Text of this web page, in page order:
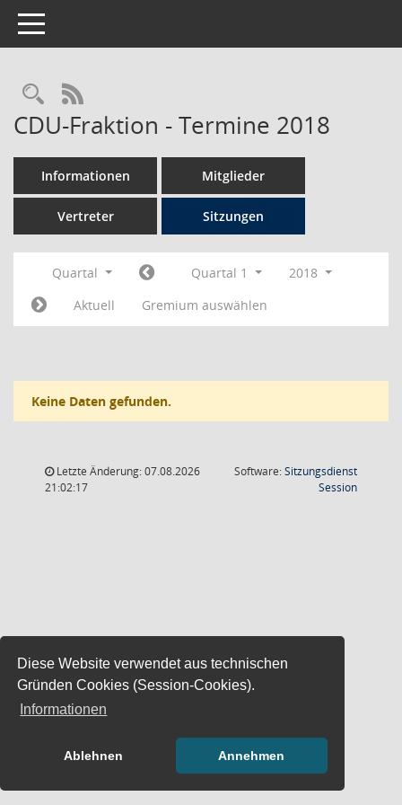
Diese Website verwendet aus technischen
Gründen Cookies (Session-Cookies).
Informationen
Ablehnen Annehmen
Toggle navigation
Rechercheauswahl
RSS-Feed
CDU-Fraktion - Termine 2018
Informationen Mitglieder
Vertreter Sitzungen
Quartal Quartal 1
2018
Aktuell
Gremium auswählen
Keine Daten gefunden.
Letzte Änderung: 07.08.2026
21:02:17
Software:Sitzungsdienst
Session(Wird in